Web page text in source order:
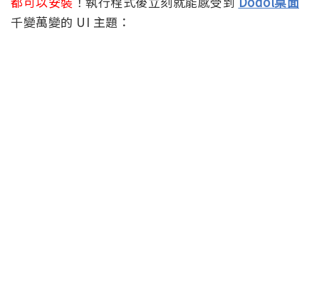
千變萬變的 UI 主題：